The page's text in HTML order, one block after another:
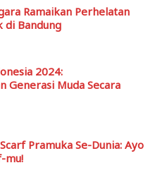
Ramaikan Perhelatan
di Bandung
2024:
Generasi Muda Secara
Pramuka Se-Dunia: Ayo
mu!